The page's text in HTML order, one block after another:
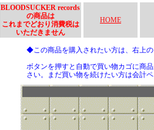
BLOODSUCKER records
の商品は
これまでどおり消費税は
いただきません
HOME
◆この商品を購入されたい方は、右上
ボタンを押すと自動で買い物カゴに商
さい。まだ買い物を続けたい方は会計